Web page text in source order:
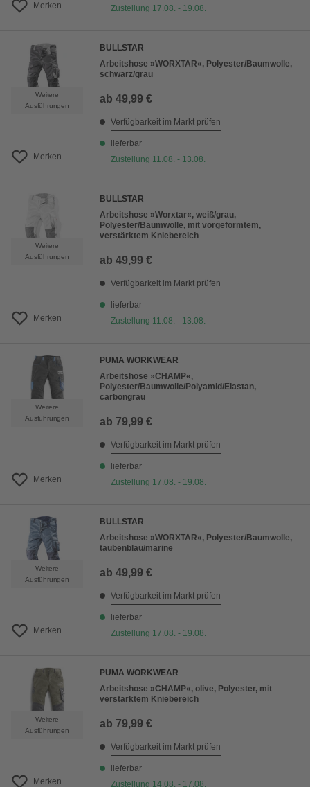
Merken
Zustellung 17.08. - 19.08.
Weitere
Ausführungen
Merken
BULLSTAR
Arbeitshose »WORXTAR«, Polyester/Baumwolle,
schwarz/grau
ab 49,99 €
Verfügbarkeit im Markt prüfen
lieferbar
Zustellung 11.08. - 13.08.
Weitere
Ausführungen
Merken
BULLSTAR
Arbeitshose »Worxtar«, weiß/grau,
Polyester/Baumwolle, mit vorgeformtem,
verstärktem Kniebereich
ab 49,99 €
Verfügbarkeit im Markt prüfen
lieferbar
Zustellung 11.08. - 13.08.
Weitere
Ausführungen
Merken
PUMA WORKWEAR
Arbeitshose »CHAMP«,
Polyester/Baumwolle/Polyamid/Elastan,
carbongrau
ab 79,99 €
Verfügbarkeit im Markt prüfen
lieferbar
Zustellung 17.08. - 19.08.
Weitere
Ausführungen
Merken
BULLSTAR
Arbeitshose »WORXTAR«, Polyester/Baumwolle,
taubenblau/marine
ab 49,99 €
Verfügbarkeit im Markt prüfen
lieferbar
Zustellung 17.08. - 19.08.
Weitere
Ausführungen
Merken
PUMA WORKWEAR
Arbeitshose »CHAMP«, olive, Polyester, mit
verstärktem Kniebereich
ab 79,99 €
Verfügbarkeit im Markt prüfen
lieferbar
Zustellung 14.08. - 17.08.